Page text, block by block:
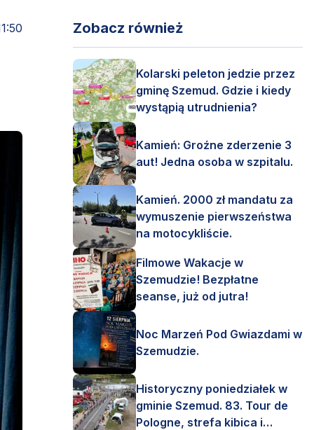
Zobacz również
Kolarski peleton jedzie przez
gminę Szemud. Gdzie i kiedy
wystąpią utrudnienia?
Kamień: Groźne zderzenie 3
aut! Jedna osoba w szpitalu.
Kamień. 2000 zł mandatu za
wymuszenie pierwszeństwa
na motocykliście.
Filmowe Wakacje w
Szemudzie! Bezpłatne
seanse, już od jutra!
Noc Marzeń Pod Gwiazdami w
Szemudzie.
Historyczny poniedziałek w
gminie Szemud. 83. Tour de
Pologne, strefa kibica i